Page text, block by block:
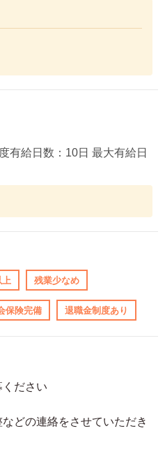
有給日数：10日 最大有給日
残業少なめ
保険完備 退職金制度あり
ください
どの連絡をさせていただき